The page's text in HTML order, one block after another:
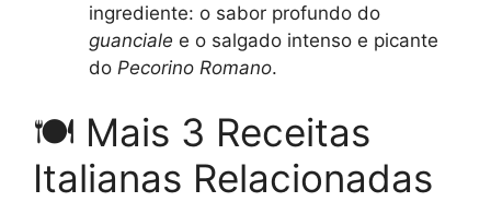
ingrediente: o sabor profundo do
guanciale e o salgado intenso e picante
do Pecorino Romano.
🍽️ Mais 3 Receitas
Italianas Relacionadas